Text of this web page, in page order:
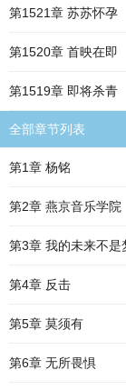
第1521章 苏苏怀孕
第1520章 首映在即
第1519章 即将杀青
全部章节列表
第1章 杨铭
第2章 燕京音乐学院
第3章 我的未来不是
第4章 反击
第5章 莫须有
第6章 无所畏惧